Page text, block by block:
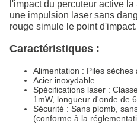
l'impact du percuteur active
une impulsion laser sans
rouge simule le point d'impact.
Caractéristiques :
Alimentation : Piles
Acier inoxydable
Spécifications laser :
1mW, longueur d'onde de
Sécurité : Sans plomb,
(conforme à la